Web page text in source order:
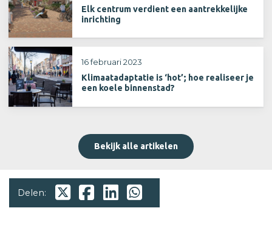
Elk centrum verdient een aantrekkelijke
inrichting
Klimaatadaptatie is ‘hot’; hoe realiseer je
een koele binnenstad?
16 februari 2023
Bekijk alle artikelen
Delen: